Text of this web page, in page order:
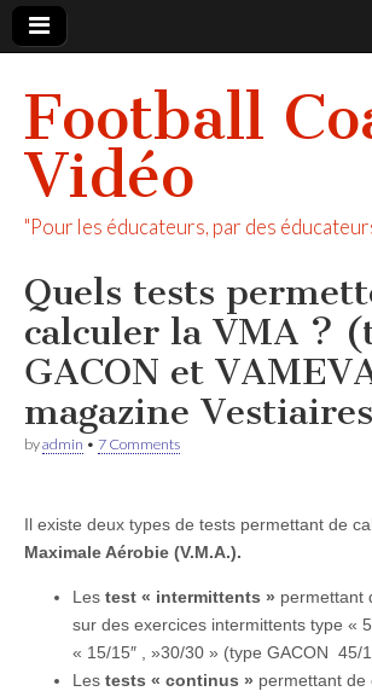
Football
Vidéo
"Pour les éducateurs, par des
Quels tests
calculer la VMA ?
GACON et
magazine
byadmin • 7 Comments
Il existe deux types de tests permettant de
Maximale Aérobie (V.M.A.).
Les test « intermittents » permettant
sur des exercices intermittents type «
« 15/15″ , »30/30 » (type GACON 45/
Les tests « continus » permettant de